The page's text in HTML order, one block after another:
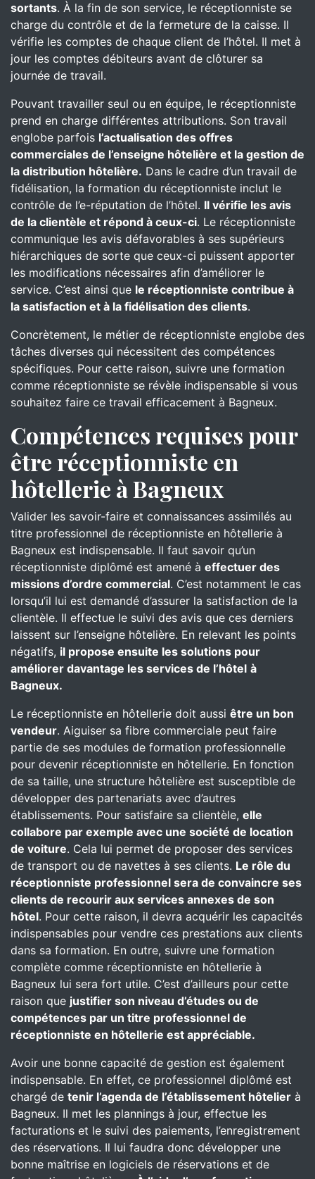
sortants. À la fin de son service, le réceptionniste se
charge du contrôle et de la fermeture de la caisse. Il
vérifie les comptes de chaque client de l’hôtel. Il met à
jour les comptes débiteurs avant de clôturer sa
journée de travail.
Pouvant travailler seul ou en équipe, le réceptionniste
prend en charge différentes attributions. Son travail
englobe parfois l’actualisation des offres
commerciales de l’enseigne hôtelière et la gestion de
la distribution hôtelière. Dans le cadre d’un travail de
fidélisation, la formation du réceptionniste inclut le
contrôle de l’e-réputation de l’hôtel. Il vérifie les avis
de la clientèle et répond à ceux-ci. Le réceptionniste
communique les avis défavorables à ses supérieurs
hiérarchiques de sorte que ceux-ci puissent apporter
les modifications nécessaires afin d’améliorer le
service. C’est ainsi que le réceptionniste contribue à
la satisfaction et à la fidélisation des clients.
Concrètement, le métier de réceptionniste englobe des
tâches diverses qui nécessitent des compétences
spécifiques. Pour cette raison, suivre une formation
comme réceptionniste se révèle indispensable si vous
souhaitez faire ce travail efficacement à Bagneux.
Compétences requises pour
être réceptionniste en
hôtellerie à Bagneux
Valider les savoir-faire et connaissances assimilés au
titre professionnel de réceptionniste en hôtellerie à
Bagneux est indispensable. Il faut savoir qu’un
réceptionniste diplômé est amené à effectuer des
missions d’ordre commercial. C’est notamment le cas
lorsqu’il lui est demandé d’assurer la satisfaction de la
clientèle. Il effectue le suivi des avis que ces derniers
laissent sur l’enseigne hôtelière. En relevant les points
négatifs, il propose ensuite les solutions pour
améliorer davantage les services de l’hôtel à
Bagneux.
Le réceptionniste en hôtellerie doit aussi être un bon
vendeur. Aiguiser sa fibre commerciale peut faire
partie de ses modules de formation professionnelle
pour devenir réceptionniste en hôtellerie. En fonction
de sa taille, une structure hôtelière est susceptible de
développer des partenariats avec d’autres
établissements. Pour satisfaire sa clientèle, elle
collabore par exemple avec une société de location
de voiture. Cela lui permet de proposer des services
de transport ou de navettes à ses clients. Le rôle du
réceptionniste professionnel sera de convaincre ses
clients de recourir aux services annexes de son
hôtel. Pour cette raison, il devra acquérir les capacités
indispensables pour vendre ces prestations aux clients
dans sa formation. En outre, suivre une formation
complète comme réceptionniste en hôtellerie à
Bagneux lui sera fort utile. C’est d’ailleurs pour cette
raison que justifier son niveau d’études ou de
compétences par un titre professionnel de
réceptionniste en hôtellerie est appréciable.
Avoir une bonne capacité de gestion est également
indispensable. En effet, ce professionnel diplômé est
chargé de tenir l’agenda de l’établissement hôtelier à
Bagneux. Il met les plannings à jour, effectue les
facturations et le suivi des paiements, l’enregistrement
des réservations. Il lui faudra donc développer une
bonne maîtrise en logiciels de réservations et de